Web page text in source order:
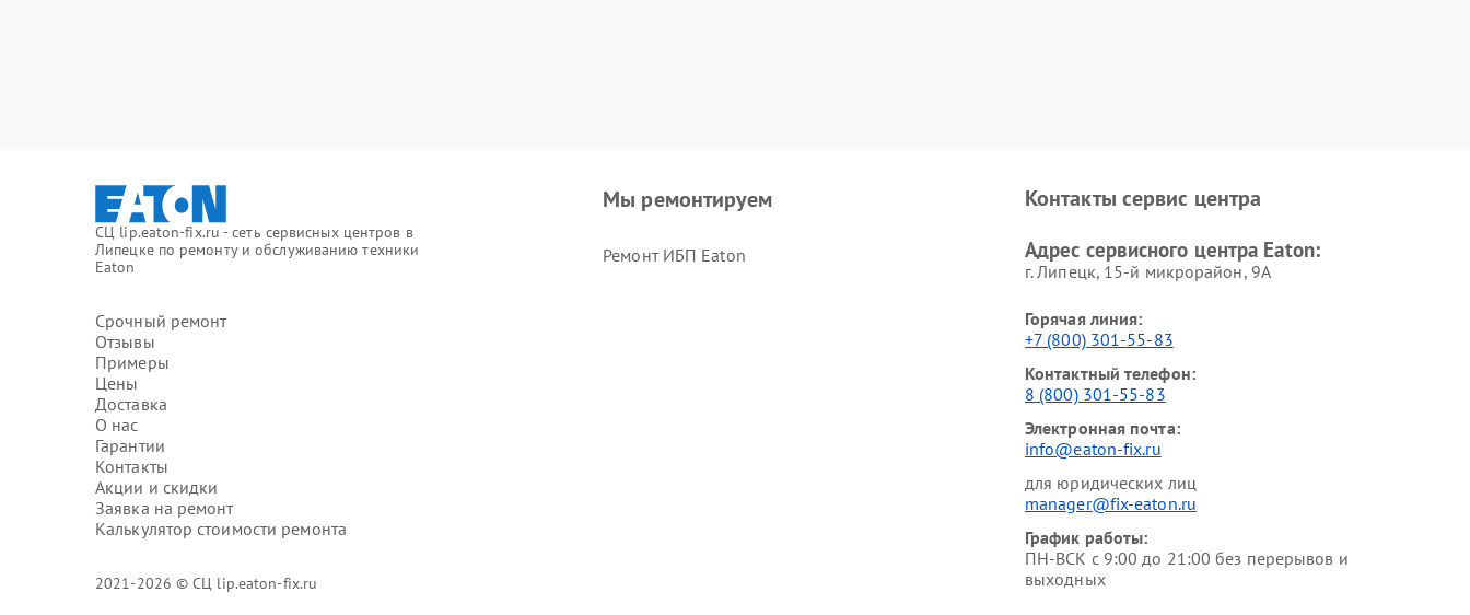
СЦ lip.eaton-fix.ru - сеть сервисных центров в
Липецке по ремонту и обслуживанию техники
Eaton
Срочный ремонт
Отзывы
Примеры
Цены
Доставка
О нас
Гарантии
Контакты
Акции и скидки
Заявка на ремонт
Калькулятор стоимости ремонта
2021-2026 © СЦ lip.eaton-fix.ru
Мы ремонтируем
Ремонт ИБП Eaton
Контакты сервис центра
Адрес сервисного центра Eaton:
г. Липецк, 15-й микрорайон, 9А
Горячая линия:
+7 (800) 301-55-83
Контактный телефон:
8 (800) 301-55-83
Электронная почта:
info@eaton-fix.ru
для юридических лиц
manager@fix-eaton.ru
График работы:
ПН-ВСК с 9:00 до 21:00 без перерывов и
выходных